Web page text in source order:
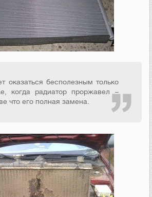
оказаться бесполезным только
когда радиатор проржавел –
что его полная замена.